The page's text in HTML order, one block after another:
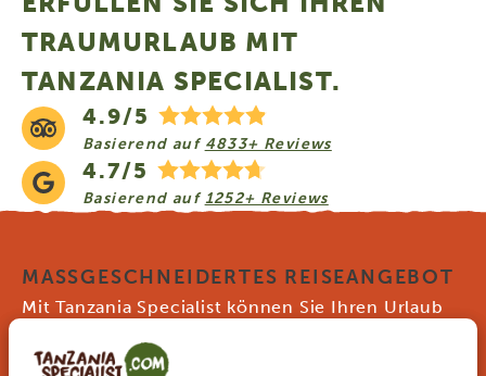
TRAUMURLAUB MIT
TANZANIA SPECIALIST.
4.9/5
Basierend auf 4833+ Reviews
4.7/5
Basierend auf1252+ Reviews
MASSGESCHNEIDERTES REISEANGEBOT
Mit Tanzania Specialist können Sie Ihren Urlaub
Beispielrouten sind individuell anpassbar und